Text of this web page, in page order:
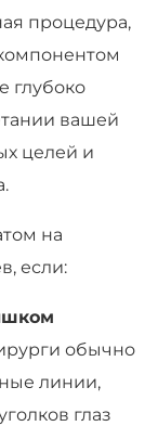
процедура,
глубоко
вашей
целей и
на
если:
обычно
линии,
глаз